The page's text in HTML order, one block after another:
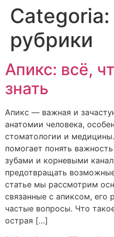
Categoria:
рубрики
Апикс: всё,
знать
Апикс — важная и
анатомии человека,
стоматологии и
помогает понять
зубами и корневыми
предотвращать
статье мы рассмотрим
связанные с апиксом, его
частые вопросы. Что
острая […]